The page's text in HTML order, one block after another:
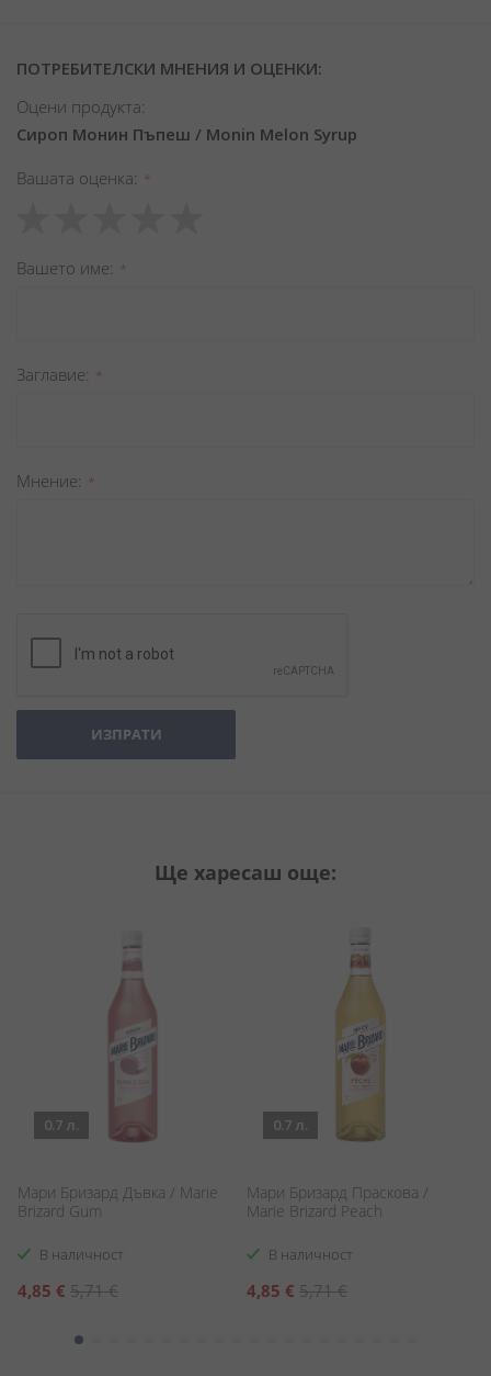
ПОТРЕБИТЕЛСКИ МНЕНИЯ И ОЦЕНКИ:
Оцени продукта:
Сироп Монин Пъпеш / Monin Melon Syrup
Вашата оценка
star
stars
stars
stars
stars
Вашето име
Заглавиe
Мнение
ИЗПРАТИ
Ще харесаш още:
0.7 л.
Мари Бризард Дъвка / Marie
Brizard Gum
В наличност
Специална
4,85 € 5,71 €
0.7 л.
Мари Бризард Праскова /
Marie Brizard Peach
В наличност
Специална
4,85 € 5,71 €